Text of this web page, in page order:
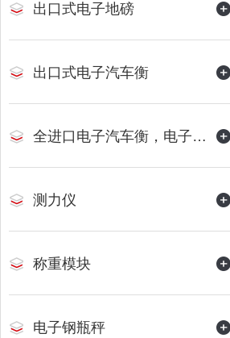
出口式电子地磅
出口式电子汽车衡
全进口电子汽车衡，电子地磅
测力仪
称重模块
电子钢瓶秤